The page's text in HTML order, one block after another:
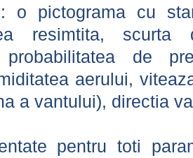
o pictograma cu
resimtita, scurta
probabilitatea de
aerului,
a vantului), directia
pentru toti